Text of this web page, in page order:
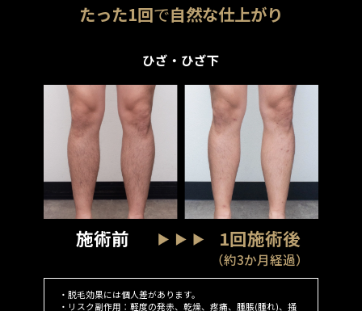
たった1回で自然な仕上がり
ひざ・ひざ下
施術前 1回施術後
（約3か月経過）
・脱毛効果には個人差があります。
・リスク副作用：軽度の発赤、乾燥、疼痛、腫脹(腫れ)、掻